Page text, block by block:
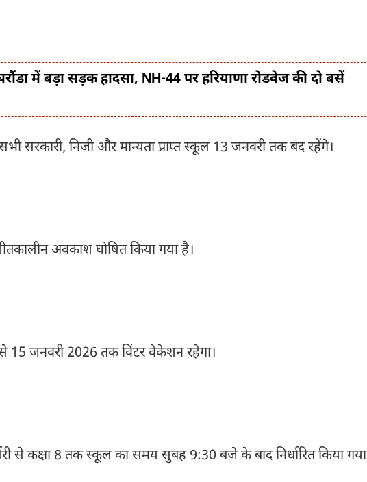
में बड़ा सड़क हादसा, NH-44 पर हरियाणा रोडवेज की दो बसें
सरकारी, निजी और मान्यता प्राप्त स्कूल 13 जनवरी तक बंद रहेंगे।
अवकाश घोषित किया गया है।
15 जनवरी 2026 तक विंटर वेकेशन रहेगा।
से कक्षा 8 तक स्कूल का समय सुबह 9:30 बजे के बाद निर्धारित किया गया